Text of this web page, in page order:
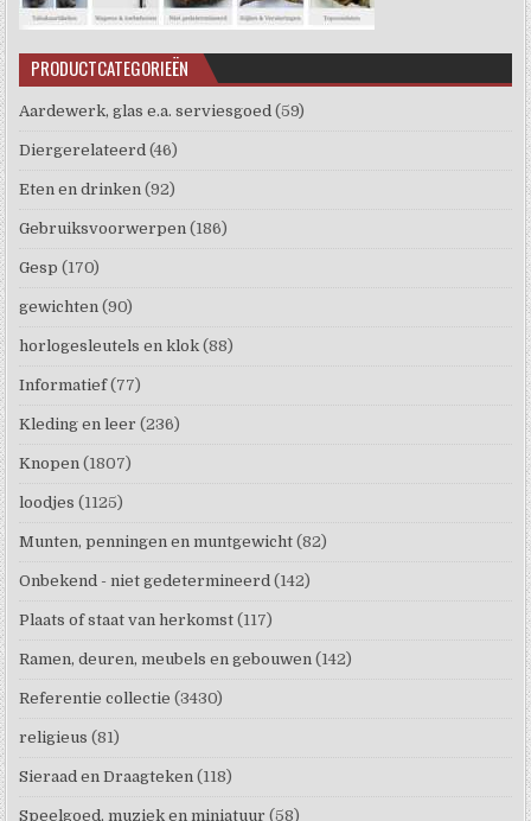
PRODUCTCATEGORIEËN
Aardewerk, glas e.a. serviesgoed (59)
Diergerelateerd (46)
Eten en drinken (92)
Gebruiksvoorwerpen (186)
Gesp (170)
gewichten (90)
horlogesleutels en klok (88)
Informatief (77)
Kleding en leer (236)
Knopen (1807)
loodjes (1125)
Munten, penningen en muntgewicht (82)
Onbekend - niet gedetermineerd (142)
Plaats of staat van herkomst (117)
Ramen, deuren, meubels en gebouwen (142)
Referentie collectie (3430)
religieus (81)
Sieraad en Draagteken (118)
Speelgoed, muziek en miniatuur (58)